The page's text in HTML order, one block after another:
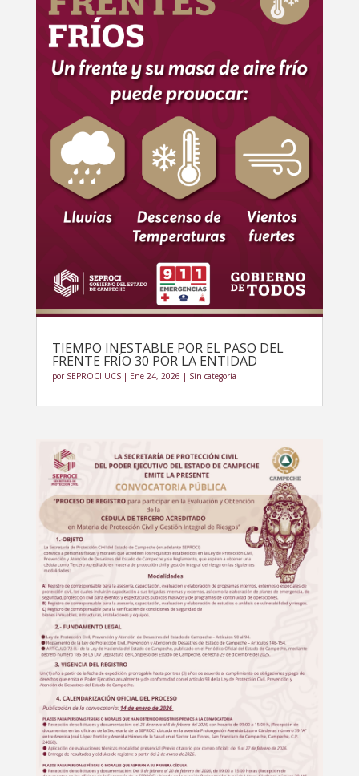
TIEMPO INESTABLE POR EL PASO DEL
FRENTE FRÍO 30 POR LA ENTIDAD
por SEPROCI UCS| Ene 24, 2026 | Sin categoría